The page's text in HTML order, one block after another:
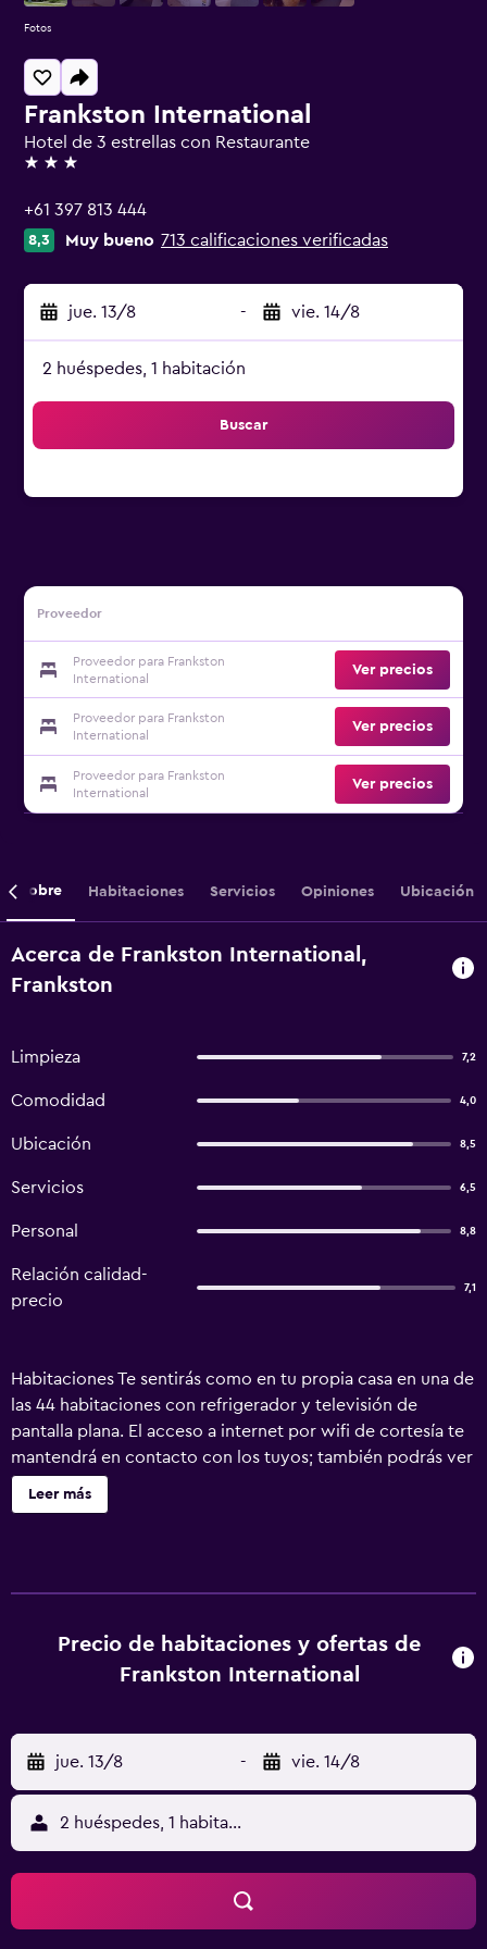
Frankston International
Hotel de 3 estrellas con Restaurante
3 estrellas
+61 397 813 444
8,3 Muy bueno 713 calificaciones verificadas
jue. 13/8 - vie. 14/8
2 huéspedes, 1 habitación
Buscar
Proveedor
Proveedor para Frankston
International
Ver precios
Proveedor para Frankston
International
Ver precios
Proveedor para Frankston
International
Ver precios
Fotos
Sobre Habitaciones Servicios Opiniones Ubicación
Acerca de Frankston International,
Frankston
Limpieza 7,2
Comodidad 4,0
Ubicación 8,5
Servicios 6,5
Personal 8,8
Relación calidad-
precio
7,1
Habitaciones Te sentirás como en tu propia casa en una de
las 44 habitaciones con refrigerador y televisión de
pantalla plana. El acceso a internet por wifi de cortesía te
mantendrá en contacto con los tuyos; también podrás ver
tu programa favorito en la televisión con canales por
cable. El baño privado con bañera con ducha dispone de
prácticos servicios que se te ofrecen, como acceso a
internet por wifi gratuito o un salón de fiestas. Ubicación
a 15 minutos a pie de Frankston Beach y Centro artístico
Frankston. Hospédate en este hotel y estarás a 13,9 km de
Mornington Racecourse, así como a 14,1 km de
Mornington Park. Para Comer Si quieres cenar, encontrarás
opciones deliciosas en Taggarts, un restaurante con
especialidad en cocina local. Aunque también puedes
llamar al servicio a la habitación disponible con horario
limitado si no quieres salir. Disfruta de tu bebida favorita
Leer más
Precio de habitaciones y ofertas de
Frankston International
jue. 13/8 - vie. 14/8
2 huéspedes, 1 habitación